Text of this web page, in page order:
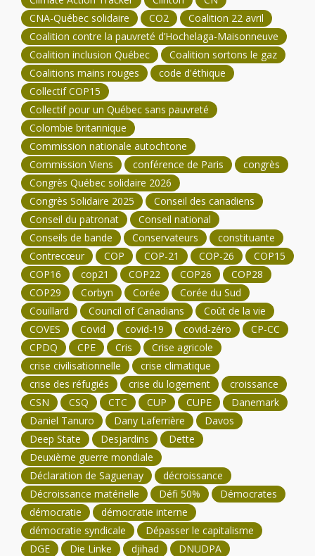
CNA-Québec solidaire
CO2
Coalition 22 avril
Coalition contre la pauvreté d’Hochelaga-Maisonneuve
Coalition inclusion Québec
Coalition sortons le gaz
Coalitions mains rouges
code d'éthique
Collectif COP15
Collectif pour un Québec sans pauvreté
Colombie britannique
Commission nationale autochtone
Commission Viens
conférence de Paris
congrès
Congrès Québec solidaire 2026
Congrès Solidaire 2025
Conseil des canadiens
Conseil du patronat
Conseil national
Conseils de bande
Conservateurs
constituante
Contrecœur
COP COP-21 COP-26
COP15
COP16
cop21 COP22 COP26
COP28
COP29
Corbyn Corée
Corée du Sud
Couillard
Council of Canadians
Coût de la vie
COVES
Covid covid-19 covid-zéro
CP-CC
CPDQ
CPE Cris
Crise agricole
crise civilisationnelle
crise climatique
crise des réfugiés
crise du logement
croissance
CSN
CSQ CTC CUP CUPE
Danemark
Daniel Tanuro
Dany Laferrière
Davos
Deep State
Desjardins
Dette
Deuxième guerre mondiale
Déclaration de Saguenay
décroissance
Décroissance matérielle
Défi 50%
Démocrates
démocratie
démocratie interne
démocratie syndicale
Dépasser le capitalisme
DGE
Die Linke djihad
DNUDPA